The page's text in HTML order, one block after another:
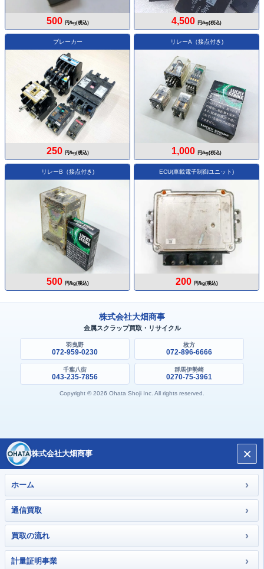
500 円/kg(税込) 4,500 円/kg(税込)
ブレーカー
250 円/kg(税込)
リレーA（接点付き)
1,000 円/kg(税込)
リレーB（接点付き)
500 円/kg(税込)
ECU(車載電子制御ユニット)
200 円/kg(税込)
株式会社大畑商事
金属スクラップ買取・リサイクル
羽曳野
072-959-0230
枚方
072-896-6666
千葉八街
043-235-7856
群馬伊勢崎
0270-75-3961
Copyright © 2026 Ohata Shoji Inc. All rights reserved.
株式会社大畑商事 ×
ホーム ›
通信買取 ›
買取の流れ ›
計量証明事業 ›